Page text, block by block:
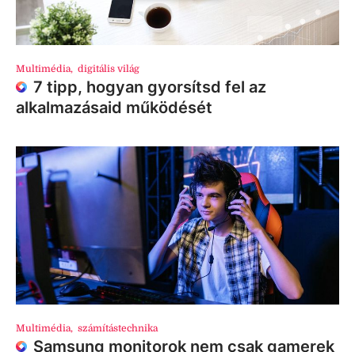
Multimédia, digitális világ
7 tipp, hogyan gyorsítsd fel az
alkalmazásaid működését
Multimédia, számítástechnika
Samsung monitorok nem csak gamerek